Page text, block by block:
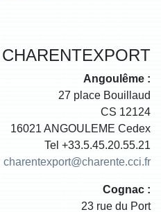
CHARENTEXPORT
Angoulême :
27 place Bouillaud
CS 12124
16021 ANGOULEME Cedex
Tel +33.5.45.20.55.21
charentexport@charente.cci.fr
Cognac :
23 rue du Port